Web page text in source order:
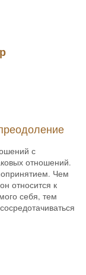
с
отношений.
Чем
относится к
себя, тем